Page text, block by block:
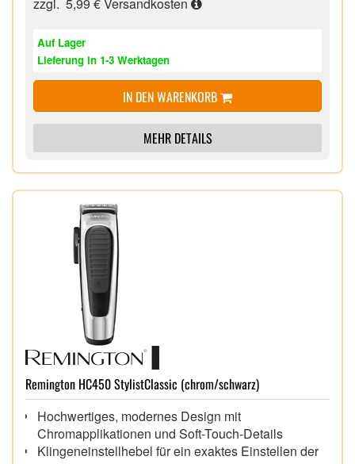
Diffusor, Schmale Stylingdüse, Breite Stylingdüse,
Auf Lager
Lieferung in 1-3 Werktagen
IN DEN WARENKORB
MEHR DETAILS
Remington HC450 StylistClassic (chrom/schwarz)
Hochwertiges, modernes Design mit
Chromapplikationen und Soft-Touch-Details
Klingeneinstellhebel für ein exaktes Einstellen der